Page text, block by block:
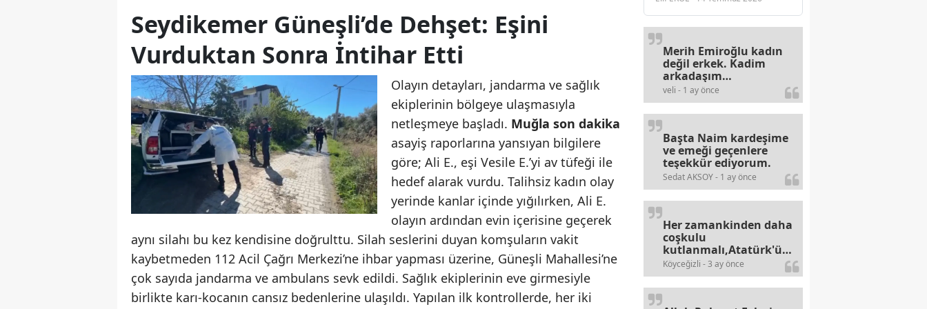
Seydikemer Güneşli’de Dehşet: Eşini
Vurduktan Sonra İntihar Etti
Olayın detayları, jandarma ve sağlık
ekiplerinin bölgeye ulaşmasıyla
netleşmeye başladı. Muğla son dakika
asayiş raporlarına yansıyan bilgilere
göre; Ali E., eşi Vesile E.’yi av tüfeği ile
hedef alarak vurdu. Talihsiz kadın olay
yerinde kanlar içinde yığılırken, Ali E.
olayın ardından evin içerisine geçerek
aynı silahı bu kez kendisine doğrulttu. Silah seslerini duyan komşuların vakit
kaybetmeden 112 Acil Çağrı Merkezi’ne ihbar yapması üzerine, Güneşli Mahallesi’ne
çok sayıda jandarma ve ambulans sevk edildi. Sağlık ekiplerinin eve girmesiyle
birlikte karı-kocanın cansız bedenlerine ulaşıldı. Yapılan ilk kontrollerde, her iki
veli - 1 ay önce
Merih Emiroğlu kadın
değil erkek. Kadim
arkadaşım
haberinizdeki hataya
gayb den
gülümsüyordur.
Sedat AKSOY - 1 ay önce
Başta Naim kardeşime
ve emeği geçenlere
teşekkür ediyorum.
Köyceğizli - 3 ay önce
Her zamankinden daha
coşkulu
kutlanmalı,Atatürk'ün
bayramlarına olan
alerjileri bitmez,bahane
arayan illaki bulur.